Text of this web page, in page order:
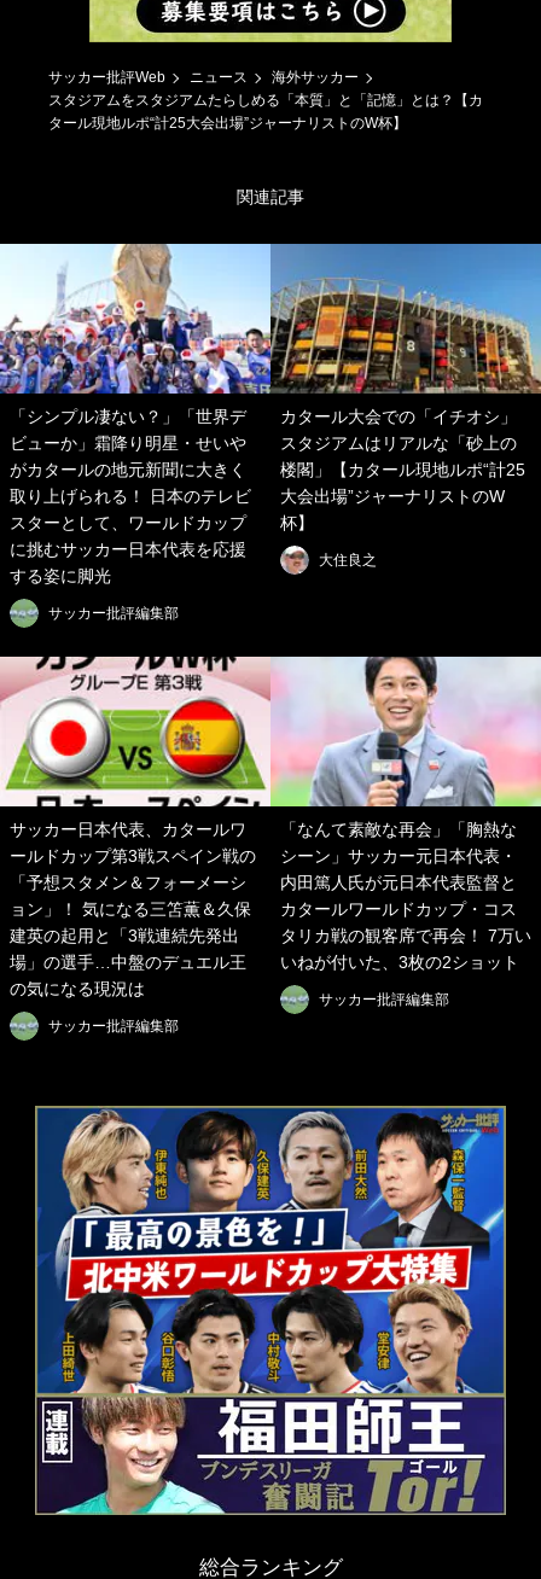
サッカー批評Web ニュース
海外サッカー
スタジアムをスタジアムたらしめる「本質」と「記憶」とは？【カ
タール現地ルポ“計25大会出場”ジャーナリストのW杯】
関連記事
「シンプル凄ない？」「世界デ
ビューか」霜降り明星・せいや
がカタールの地元新聞に大きく
取り上げられる！ 日本のテレビ
スターとして、ワールドカップ
に挑むサッカー日本代表を応援
する姿に脚光
サッカー批評編集部
カタール大会での「イチオシ」
スタジアムはリアルな「砂上の
楼閣」【カタール現地ルポ“計25
大会出場”ジャーナリストのW
杯】
大住良之
サッカー日本代表、カタールワ
ールドカップ第3戦スペイン戦の
「予想スタメン＆フォーメーシ
ョン」！ 気になる三笘薫＆久保
建英の起用と「3戦連続先発出
場」の選手…中盤のデュエル王
の気になる現況は
サッカー批評編集部
「なんて素敵な再会」「胸熱な
シーン」サッカー元日本代表・
内田篤人氏が元日本代表監督と
カタールワールドカップ・コス
タリカ戦の観客席で再会！ 7万い
いねが付いた、3枚の2ショット
サッカー批評編集部
総合ランキング